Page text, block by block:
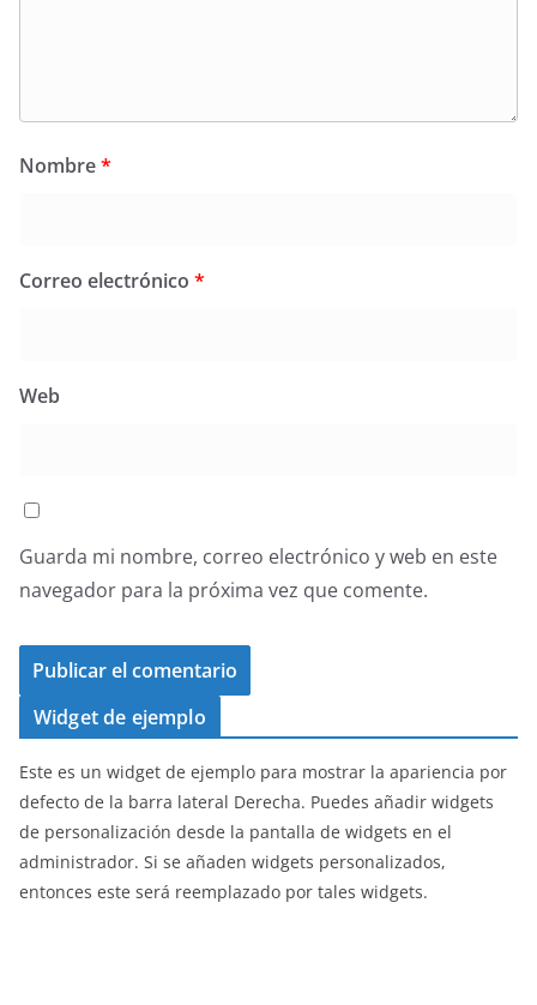
Nombre*
Correo electrónico *
Web
Guarda mi nombre, correo electrónico y web en este
navegador para la próxima vez que comente.
Widget de ejemplo
Este es un widget de ejemplo para mostrar la apariencia por
defecto de la barra lateral Derecha. Puedes añadir widgets
de personalización desde la pantalla de widgets en el
administrador. Si se añaden widgets personalizados,
entonces este será reemplazado por tales widgets.